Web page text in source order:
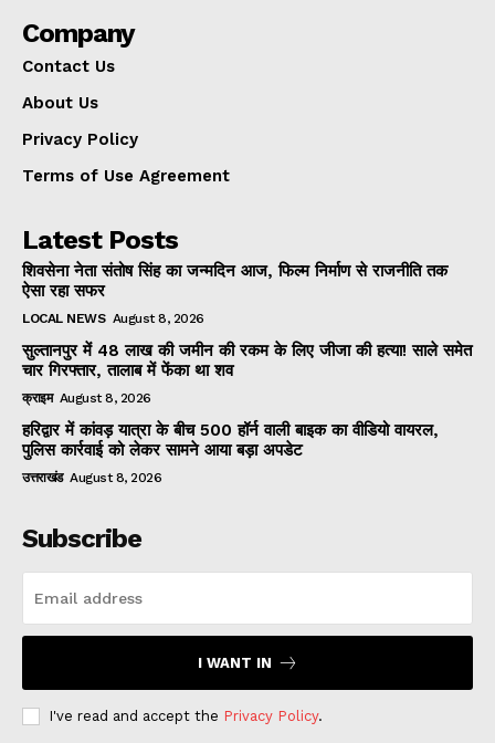
Company
Contact Us
About Us
Privacy Policy
Terms of Use Agreement
Latest Posts
शिवसेना नेता संतोष सिंह का जन्मदिन आज, फिल्म निर्माण से राजनीति तक
ऐसा रहा सफर
LOCAL NEWS August 8, 2026
सुल्तानपुर में 48 लाख की जमीन की रकम के लिए जीजा की हत्या! साले समेत
चार गिरफ्तार, तालाब में फेंका था शव
क्राइम August 8, 2026
हरिद्वार में कांवड़ यात्रा के बीच 500 हॉर्न वाली बाइक का वीडियो वायरल,
पुलिस कार्रवाई को लेकर सामने आया बड़ा अपडेट
उत्तराखंड August 8, 2026
Subscribe
I WANT IN
I've read and accept the Privacy Policy.